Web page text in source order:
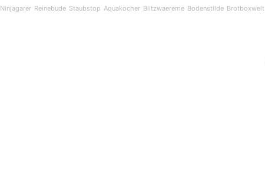
Ninjagarer Reinebude Staubstop Aquakocher Blitzwaereme Bodenstilde Brotboxwelt